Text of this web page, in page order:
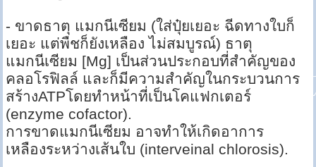
- ขาดธาตุ แมกนีเซียม (ใส่ปุ๋ยเยอะ ฉีดทางใบก็
เยอะ แต่พืชก็ยังเหลือง ไม่สมบูรณ์) ธาตุ
แมกนีเซียม [Mg] เป็นส่วนประกอบที่สำคัญของ
คลอโรฟิลล์ และก็มีความสำคัญในกระบวนการ
สร้างATPโดยทำหน้าที่เป็นโคแฟกเตอร์
(enzyme cofactor).
การขาดแมกนีเซียม อาจทำให้เกิดอาการ
เหลืองระหว่างเส้นใบ (interveinal chlorosis).